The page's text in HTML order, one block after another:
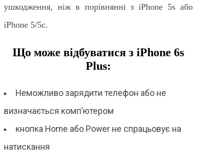
ушкодження, ніж в порівнянні з iPhone 5s або
iPhone 5/5c.
Що може відбуватися з iPhone 6s
Plus:
Неможливо зарядити телефон або не
визначається комп’ютером
кнопка Home або Power не спрацьовує на
натискання